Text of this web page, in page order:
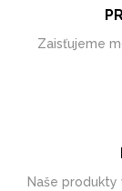
Zaisťujeme
Naše produkty